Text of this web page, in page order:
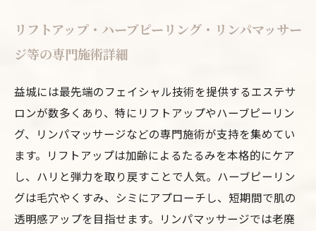
リフトアップ・ハーブピーリング・リンパマッサー
ジ等の専門施術詳細
益城には最先端のフェイシャル技術を提供するエステサ
ロンが数多くあり、特にリフトアップやハーブピーリン
グ、リンパマッサージなどの専門施術が支持を集めてい
ます。リフトアップは加齢によるたるみを本格的にケア
し、ハリと弾力を取り戻すことで人気。ハーブピーリン
グは毛穴やくすみ、シミにアプローチし、短期間で肌の
透明感アップを目指せます。リンパマッサージでは老廃